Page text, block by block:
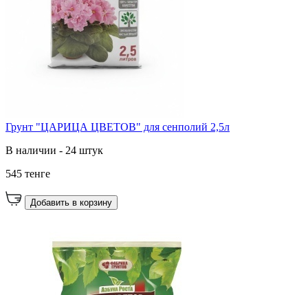
Грунт "ЦАРИЦА ЦВЕТОВ" для сенполий 2,5л
В наличии - 24 штук
545 тенге
Добавить в корзину